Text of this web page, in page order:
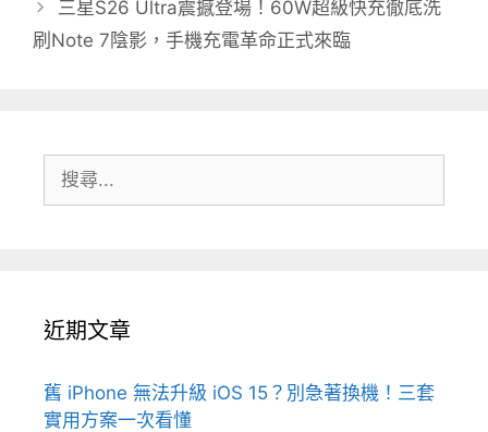
三星S26 Ultra震撼登場！60W超級快充徹底洗
刷Note 7陰影，手機充電革命正式來臨
尋:
近期文章
舊 iPhone 無法升級 iOS 15？別急著換機！三套
實用方案一次看懂